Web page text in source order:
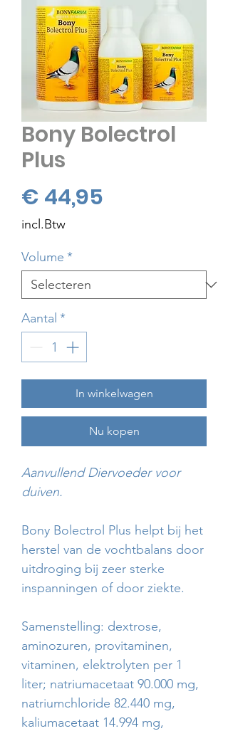
Bony Bolectrol
Plus
€ 44,95
incl.Btw
Volume *
Aantal *
In winkelwagen
Nu kopen
Aanvullend Diervoeder voor
duiven.
Bony Bolectrol Plus helpt bij het
herstel van de vochtbalans door
uitdroging bij zeer sterke
inspan­ningen of door ziekte.
Samenstelling: dextrose,
aminozuren, provitaminen,
vitaminen, elektrolyten per 1
liter; natriumacetaat 90.000 mg,
natriumchloride 82.440 mg,
kaliumacetaat 14.994 mg,